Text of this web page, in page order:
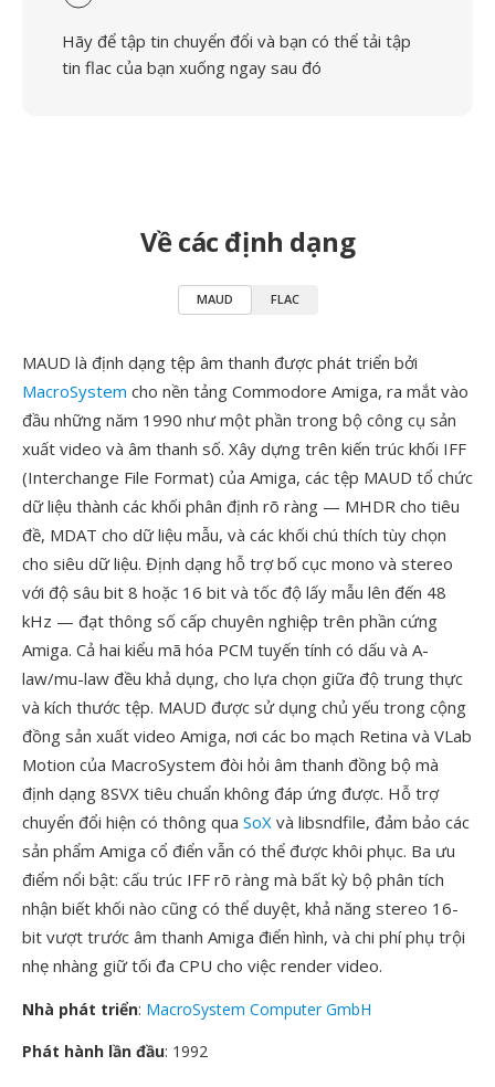
Hãy để tập tin chuyển đổi và bạn có thể tải tập
tin flac của bạn xuống ngay sau đó
Về các định dạng
MAUD FLAC
MAUD là định dạng tệp âm thanh được phát triển bởi
MacroSystem cho nền tảng Commodore Amiga, ra mắt vào
đầu những năm 1990 như một phần trong bộ công cụ sản
xuất video và âm thanh số. Xây dựng trên kiến trúc khối IFF
(Interchange File Format) của Amiga, các tệp MAUD tổ chức
dữ liệu thành các khối phân định rõ ràng — MHDR cho tiêu
đề, MDAT cho dữ liệu mẫu, và các khối chú thích tùy chọn
cho siêu dữ liệu. Định dạng hỗ trợ bố cục mono và stereo
với độ sâu bit 8 hoặc 16 bit và tốc độ lấy mẫu lên đến 48
kHz — đạt thông số cấp chuyên nghiệp trên phần cứng
Amiga. Cả hai kiểu mã hóa PCM tuyến tính có dấu và A-
law/mu-law đều khả dụng, cho lựa chọn giữa độ trung thực
và kích thước tệp. MAUD được sử dụng chủ yếu trong cộng
đồng sản xuất video Amiga, nơi các bo mạch Retina và VLab
Motion của MacroSystem đòi hỏi âm thanh đồng bộ mà
định dạng 8SVX tiêu chuẩn không đáp ứng được. Hỗ trợ
chuyển đổi hiện có thông qua SoX và libsndfile, đảm bảo các
sản phẩm Amiga cổ điển vẫn có thể được khôi phục. Ba ưu
điểm nổi bật: cấu trúc IFF rõ ràng mà bất kỳ bộ phân tích
nhận biết khối nào cũng có thể duyệt, khả năng stereo 16-
bit vượt trước âm thanh Amiga điển hình, và chi phí phụ trội
nhẹ nhàng giữ tối đa CPU cho việc render video.
Nhà phát triển: MacroSystem Computer GmbH
Phát hành lần đầu: 1992